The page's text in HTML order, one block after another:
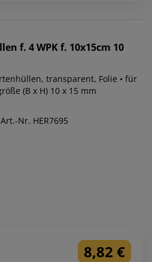
f. 4 WPK f. 10x15cm 10
transparent, Folie • für
(B x H) 10 x 15 mm
Art.-Nr. HER7695
8,82 €